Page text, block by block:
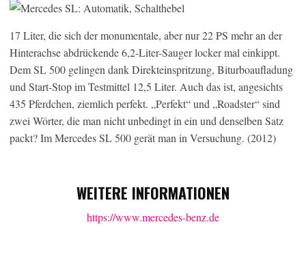
17 Liter, die sich der monumentale, aber nur 22 PS mehr an der
Hinterachse abdrückende 6,2-Liter-Sauger locker mal einkippt.
Dem SL 500 gelingen dank Direkteinspritzung, Biturboaufladung
und Start-Stop im Testmittel 12,5 Liter. Auch das ist, angesichts
435 Pferdchen, ziemlich perfekt. „Perfekt“ und „Roadster“ sind
zwei Wörter, die man nicht unbedingt in ein und denselben Satz
packt? Im Mercedes SL 500 gerät man in Versuchung. (2012)
WEITERE INFORMATIONEN
https://www.mercedes-benz.de